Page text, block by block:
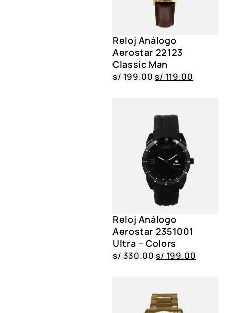
Reloj Análogo
Aerostar 22123
Classic Man
s/199.00s/ 119.00
Reloj Análogo
Aerostar 2351001
Ultra – Colors
s/330.00s/ 199.00